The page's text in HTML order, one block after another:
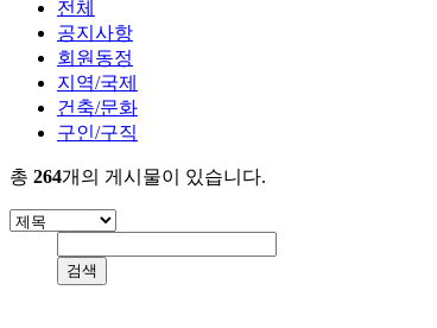
전체
공지사항
회원동정
지역/국제
건축/문화
구인/구직
총 264개의 게시물이 있습니다.